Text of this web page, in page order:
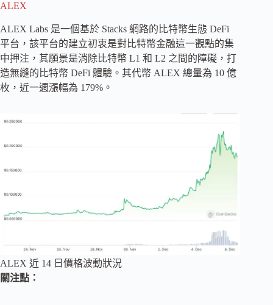
ALEX
ALEX Labs 是一個基於 Stacks 網路的比特幣生態 DeFi
平台，該平台的建立初衷是對比特幣金融這一觀點的集
中押注，其願景是消除比特幣 L1 和 L2 之間的障礙，打
造無縫的比特幣 DeFi 體驗。其代幣 ALEX 總量為 10 億
枚，近一週漲幅為 179%。
ALEX 近 14 日價格波動狀況
關注點：